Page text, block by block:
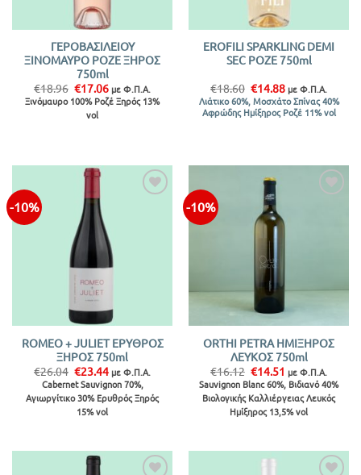
ΓΕΡΟΒΑΣΙΛΕΙΟΥ
ΞΙΝΟΜΑΥΡΟ ΡΟΖΕ ΞΗΡΟΣ
750ml
€18.96 Original
price
was:
€18.96.
€17.06Η
τρέχουσα
τιμή
με Φ.Π.Α.
Ξινόμαυρο 100% Ροζέ Ξηρός 13%
vol
EROFILI SPARKLING DEMI
SEC ΡΟΖΕ 750ml
€18.60 Original
price
was:
€18.60.
€14.88Η
τρέχουσα
τιμή
είναι:
με Φ.Π.Α.
Λιάτικο 60%, Μοσχάτο Σπίνας 40%
Αφρώδης Ημίξηρος Ροζέ 11% vol
-10%
ROMEO + JULIET ΕΡΥΘΡΟΣ
ΞΗΡΟΣ 750ml
€26.04 Original
price
was:
€26.04.
€23.44Η
τρέχουσα
τιμή
είναι:
με Φ.Π.Α.
Cabernet Sauvignon 70%,
Αγιωργίτικο 30% Ερυθρός Ξηρός
15% vol
-10%
ORTHI PETRA ΗΜΙΞΗΡΟΣ
ΛΕΥΚΟΣ 750ml
€16.12 Original
price
was:
€16.12.
€14.51 Η
τρέχουσα
τιμή
είναι:
€14.51.
με Φ.Π.Α.
Sauvignon Blanc 60%, Βιδιανό 40%
Βιολογικής Καλλιέργειας Λευκός
Ημίξηρος 13,5% vol